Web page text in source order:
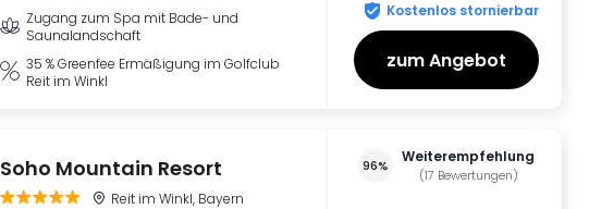
Zugang zum Spa mit Bade- und
Saunalandschaft
35 % Greenfee Ermäßigung im Golfclub
Reit im Winkl
Kostenlos stornierbar
zum Angebot
Soho Mountain Resort
Reit im Winkl, Bayern
96% Weiterempfehlung
(17 Bewertungen)